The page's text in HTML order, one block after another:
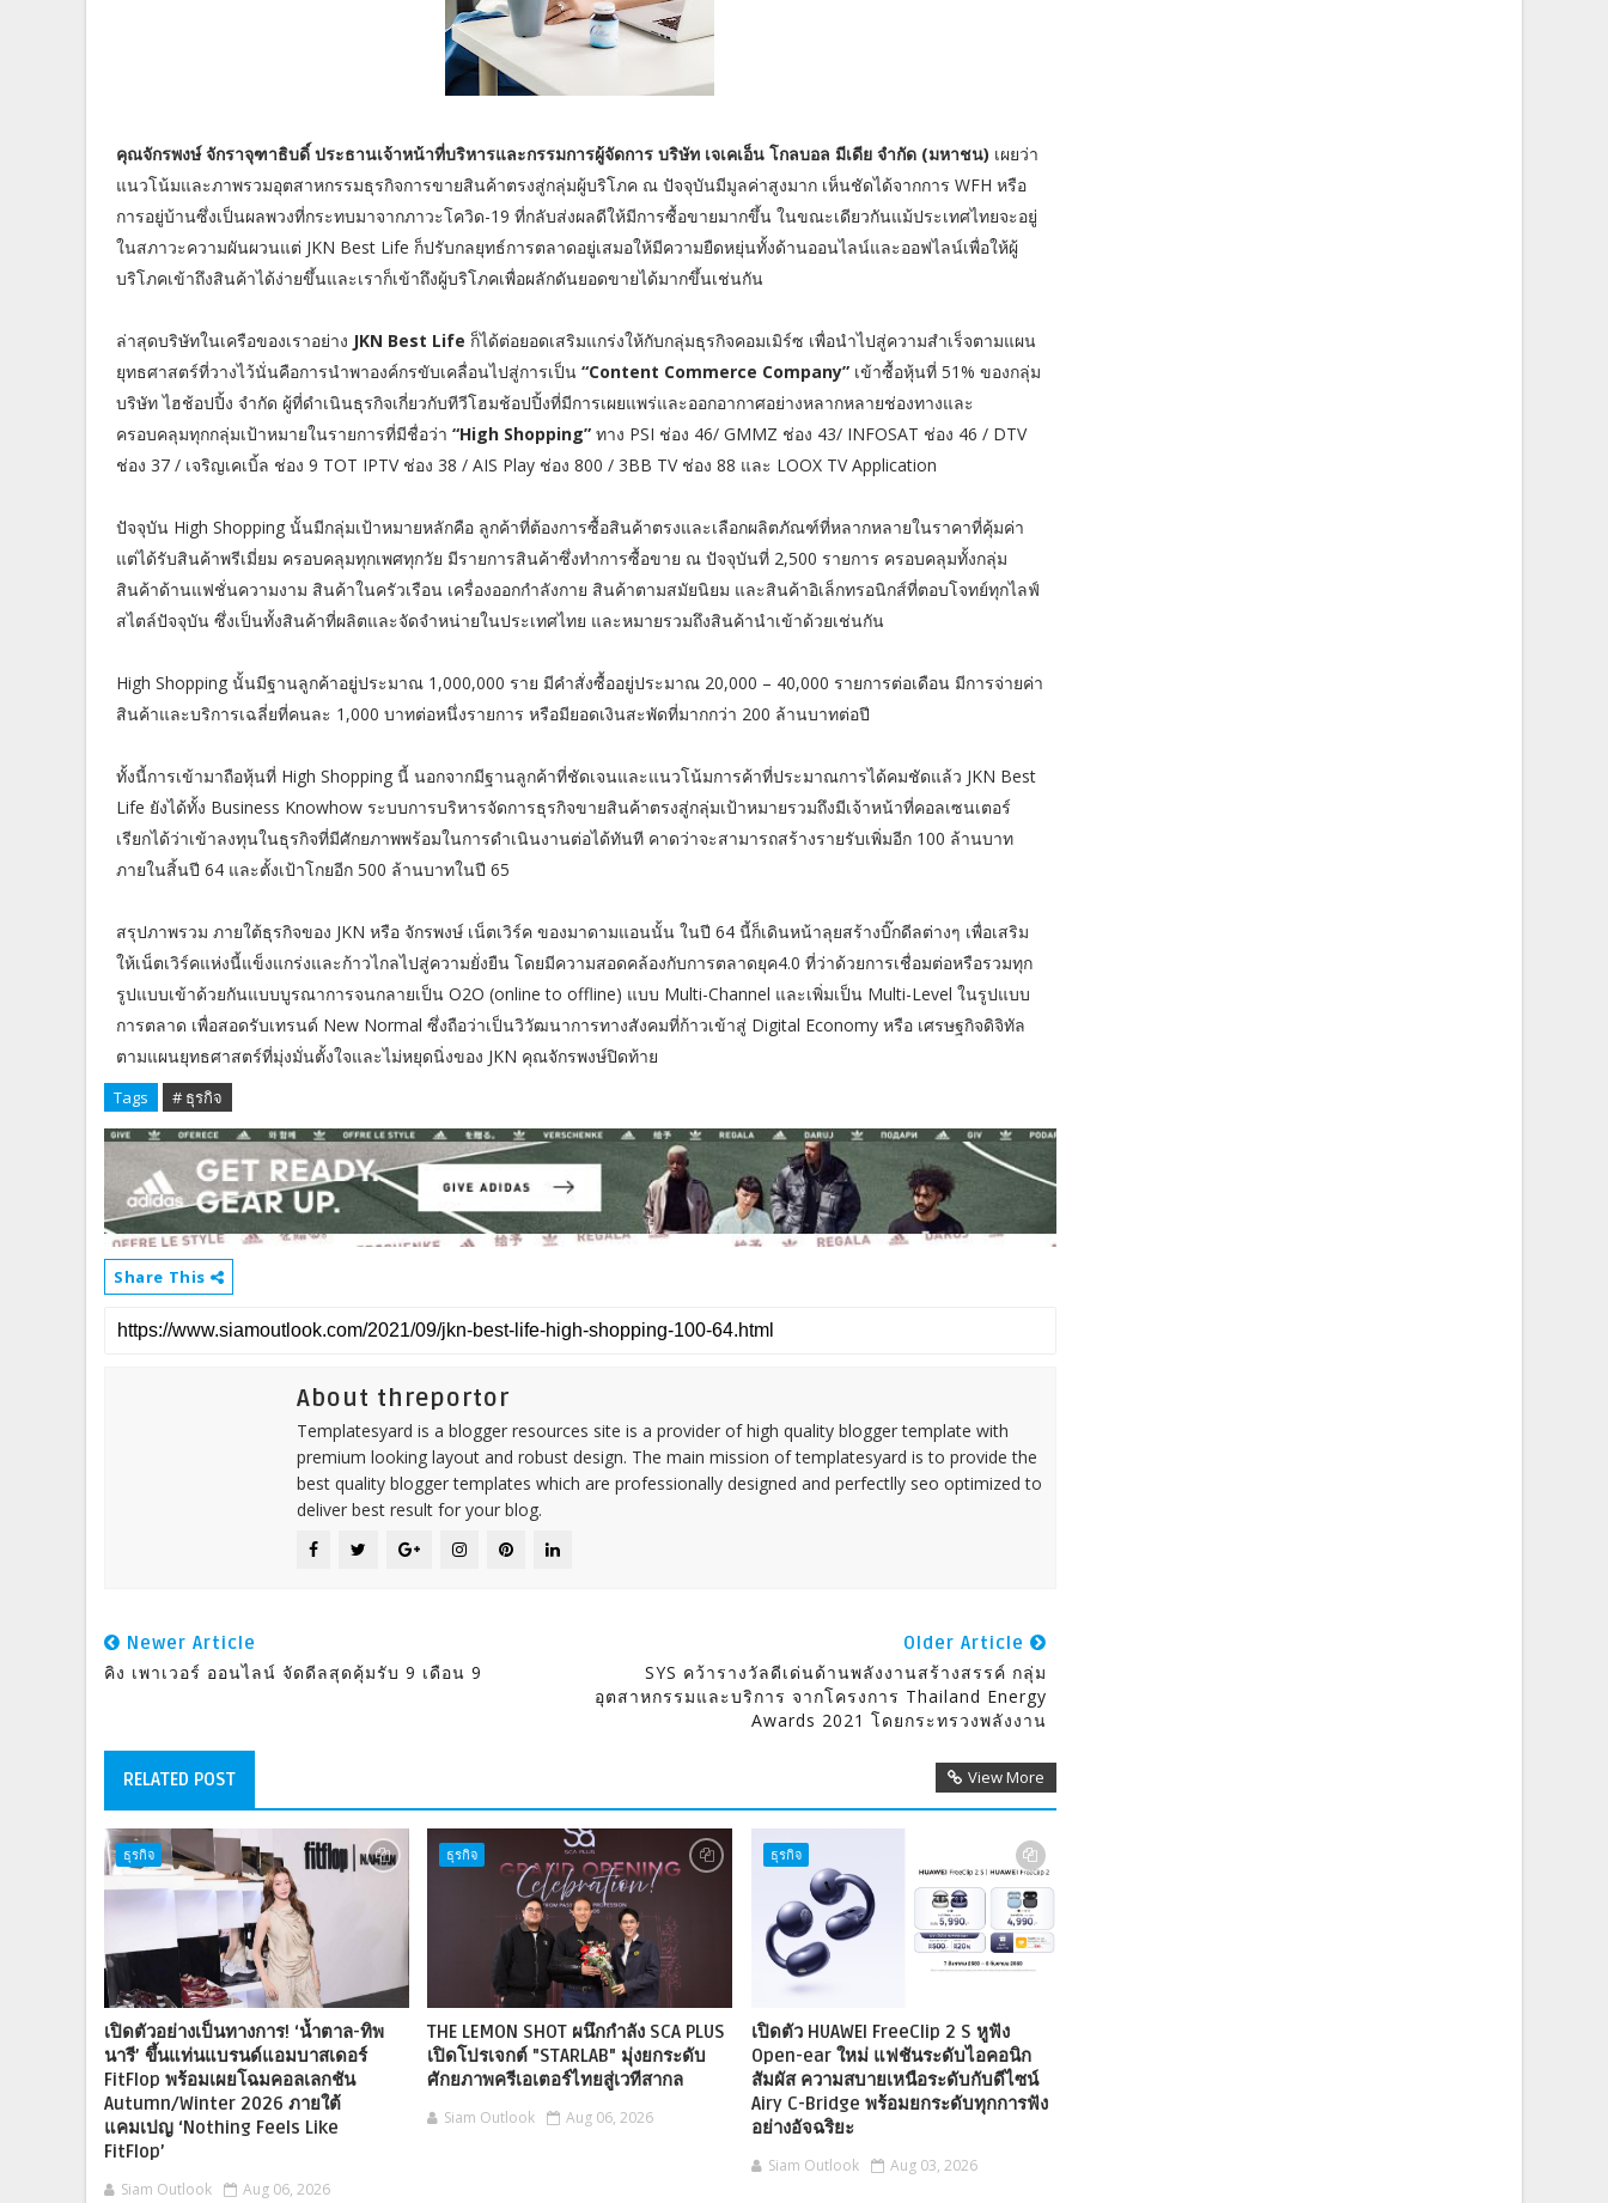
คุณจักรพงษ์ จักราจุฑาธิบดิ์ ประธานเจ้าหน้าที่บริหารและกรรมการผู้จัดการ บริษัท เจเคเอ็น โกลบอล มีเดีย จำกัด (มหาชน) เผยว่า
แนวโน้มและภาพรวมอุตสาหกรรมธุรกิจการขายสินค้าตรงสู่กลุ่มผู้บริโภค ณ ปัจจุบันมีมูลค่าสูงมาก เห็นชัดได้จากการ WFH หรือ
การอยู่บ้านซึ่งเป็นผลพวงที่กระทบมาจากภาวะโควิด-19 ที่กลับส่งผลดีให้มีการซื้อขายมากขึ้น ในขณะเดียวกันแม้ประเทศไทยจะอยู่
ในสภาวะความผันผวนแต่ JKN Best Life ก็ปรับกลยุทธ์การตลาดอยู่เสมอให้มีความยืดหยุ่นทั้งด้านออนไลน์และออฟไลน์เพื่อให้ผู้
บริโภคเข้าถึงสินค้าได้ง่ายขึ้นและเราก็เข้าถึงผู้บริโภคเพื่อผลักดันยอดขายได้มากขึ้นเช่นกัน
ล่าสุดบริษัทในเครือของเราอย่าง JKN Best Life ก็ได้ต่อยอดเสริมแกร่งให้กับกลุ่มธุรกิจคอมเมิร์ซ เพื่อนำไปสู่ความสำเร็จตามแผน
ยุทธศาสตร์ที่วางไว้นั่นคือการนำพาองค์กรขับเคลื่อนไปสู่การเป็น “Content Commerce Company” เข้าซื้อหุ้นที่ 51% ของกลุ่ม
บริษัท ไฮช้อปปิ้ง จำกัด ผู้ที่ดำเนินธุรกิจเกี่ยวกับทีวีโฮมช้อปปิ้งที่มีการเผยแพร่และออกอากาศอย่างหลากหลายช่องทางและ
ครอบคลุมทุกกลุ่มเป้าหมายในรายการที่มีชื่อว่า “High Shopping” ทาง PSI ช่อง 46/ GMMZ ช่อง 43/ INFOSAT ช่อง 46 / DTV
ช่อง 37 / เจริญเคเบิ้ล ช่อง 9 TOT IPTV ช่อง 38 / AIS Play ช่อง 800 / 3BB TV ช่อง 88 และ LOOX TV Application
ปัจจุบัน High Shopping นั้นมีกลุ่มเป้าหมายหลักคือ ลูกค้าที่ต้องการซื้อสินค้าตรงและเลือกผลิตภัณฑ์ที่หลากหลายในราคาที่คุ้มค่า
แต่ได้รับสินค้าพรีเมี่ยม ครอบคลุมทุกเพศทุกวัย มีรายการสินค้าซึ่งทำการซื้อขาย ณ ปัจจุบันที่ 2,500 รายการ ครอบคลุมทั้งกลุ่ม
สินค้าด้านแฟชั่นความงาม สินค้าในครัวเรือน เครื่องออกกำลังกาย สินค้าตามสมัยนิยม และสินค้าอิเล็กทรอนิกส์ที่ตอบโจทย์ทุกไลฟ์
สไตล์ปัจจุบัน ซึ่งเป็นทั้งสินค้าที่ผลิตและจัดจำหน่ายในประเทศไทย และหมายรวมถึงสินค้านำเข้าด้วยเช่นกัน
High Shopping นั้นมีฐานลูกค้าอยู่ประมาณ 1,000,000 ราย มีคำสั่งซื้ออยู่ประมาณ 20,000 – 40,000 รายการต่อเดือน มีการจ่ายค่า
สินค้าและบริการเฉลี่ยที่คนละ 1,000 บาทต่อหนึ่งรายการ หรือมียอดเงินสะพัดที่มากกว่า 200 ล้านบาทต่อปี
ทั้งนี้การเข้ามาถือหุ้นที่ High Shopping นี้ นอกจากมีฐานลูกค้าที่ชัดเจนและแนวโน้มการค้าที่ประมาณการได้คมชัดแล้ว JKN Best
Life ยังได้ทั้ง Business Knowhow ระบบการบริหารจัดการธุรกิจขายสินค้าตรงสู่กลุ่มเป้าหมายรวมถึงมีเจ้าหน้าที่คอลเซนเตอร์
เรียกได้ว่าเข้าลงทุนในธุรกิจที่มีศักยภาพพร้อมในการดำเนินงานต่อได้ทันที คาดว่าจะสามารถสร้างรายรับเพิ่มอีก 100 ล้านบาท
ภายในสิ้นปี 64 และตั้งเป้าโกยอีก 500 ล้านบาทในปี 65
สรุปภาพรวม ภายใต้ธุรกิจของ JKN หรือ จักรพงษ์ เน็ตเวิร์ค ของมาดามแอนนั้น ในปี 64 นี้ก็เดินหน้าลุยสร้างบิ๊กดีลต่างๆ เพื่อเสริม
ให้เน็ตเวิร์คแห่งนี้แข็งแกร่งและก้าวไกลไปสู่ความยั่งยืน โดยมีความสอดคล้องกับการตลาดยุค4.0 ที่ว่าด้วยการเชื่อมต่อหรือรวมทุก
รูปแบบเข้าด้วยกันแบบบูรณาการจนกลายเป็น O2O (online to offline) แบบ Multi-Channel และเพิ่มเป็น Multi-Level ในรูปแบบ
การตลาด เพื่อสอดรับเทรนด์ New Normal ซึ่งถือว่าเป็นวิวัฒนาการทางสังคมที่ก้าวเข้าสู่ Digital Economy หรือ เศรษฐกิจดิจิทัล
ตามแผนยุทธศาสตร์ที่มุ่งมั่นตั้งใจและไม่หยุดนิ่งของ JKN คุณจักรพงษ์ปิดท้าย
Tags # ธุรกิจ
Share This
About threportor
Templatesyard is a blogger resources site is a provider of high quality blogger template with
premium looking layout and robust design. The main mission of templatesyard is to provide the
best quality blogger templates which are professionally designed and perfectlly seo optimized to
deliver best result for your blog.
Newer Article
คิง เพาเวอร์ ออนไลน์ จัดดีลสุดคุ้มรับ 9 เดือน 9
Older Article
SYS คว้ารางวัลดีเด่นด้านพลังงานสร้างสรรค์ กลุ่ม
อุตสาหกรรมและบริการ จากโครงการ Thailand Energy
Awards 2021 โดยกระทรวงพลังงาน
RELATED POST View More
ธุรกิจ
เปิดตัวอย่างเป็นทางการ! ‘น้ำตาล-ทิพ
นารี’ ขึ้นแท่นแบรนด์แอมบาสเดอร์
FitFlop พร้อมเผยโฉมคอลเลกชัน
Autumn/Winter 2026 ภายใต้
แคมเปญ ‘Nothing Feels Like
FitFlop’
Siam Outlook Aug 06, 2026
ธุรกิจ
THE LEMON SHOT ผนึกกำลัง SCA PLUS
เปิดโปรเจกต์ "STARLAB" มุ่งยกระดับ
ศักยภาพครีเอเตอร์ไทยสู่เวทีสากล
Siam Outlook Aug 06, 2026
ธุรกิจ
เปิดตัว HUAWEI FreeClip 2 S หูฟัง
Open-ear ใหม่ แฟชันระดับไอคอนิก
สัมผัส ความสบายเหนือระดับกับดีไซน์
Airy C-Bridge พร้อมยกระดับทุกการฟัง
อย่างอัจฉริยะ
Siam Outlook Aug 03, 2026